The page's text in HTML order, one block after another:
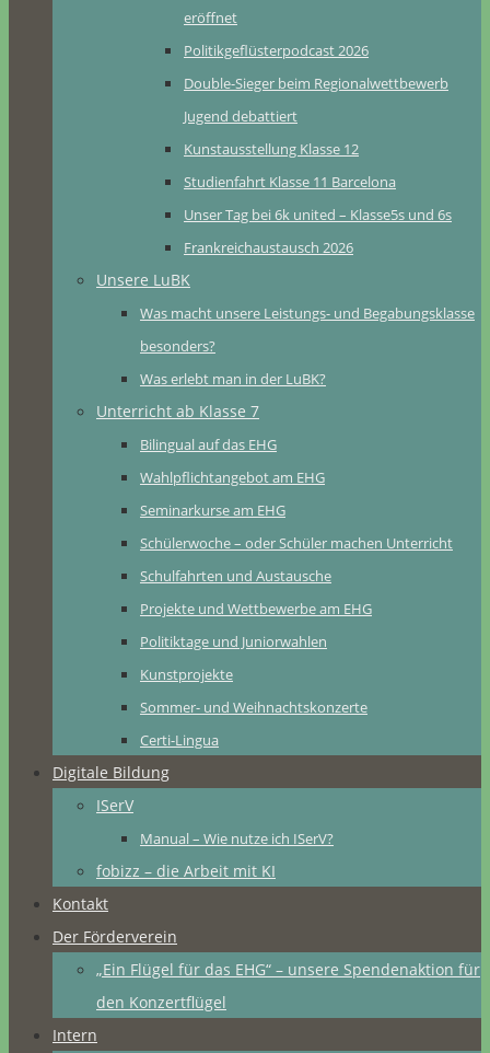
eröffnet
Politikgeflüsterpodcast 2026
Double-Sieger beim Regionalwettbewerb
Jugend debattiert
Kunstausstellung Klasse 12
Studienfahrt Klasse 11 Barcelona
Unser Tag bei 6k united – Klasse5s und 6s
Frankreichaustausch 2026
Unsere LuBK
Was macht unsere Leistungs- und Begabungsklasse
besonders?
Was erlebt man in der LuBK?
Unterricht ab Klasse 7
Bilingual auf das EHG
Wahlpflichtangebot am EHG
Seminarkurse am EHG
Schülerwoche – oder Schüler machen Unterricht
Schulfahrten und Austausche
Projekte und Wettbewerbe am EHG
Politiktage und Juniorwahlen
Kunstprojekte
Sommer- und Weihnachtskonzerte
Certi-Lingua
Digitale Bildung
ISerV
Manual – Wie nutze ich ISerV?
fobizz – die Arbeit mit KI
Kontakt
Der Förderverein
„Ein Flügel für das EHG“ – unsere Spendenaktion für
den Konzertflügel
Intern